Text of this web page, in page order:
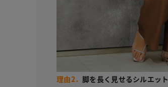
理由2． 脚を長く見せるシルエット